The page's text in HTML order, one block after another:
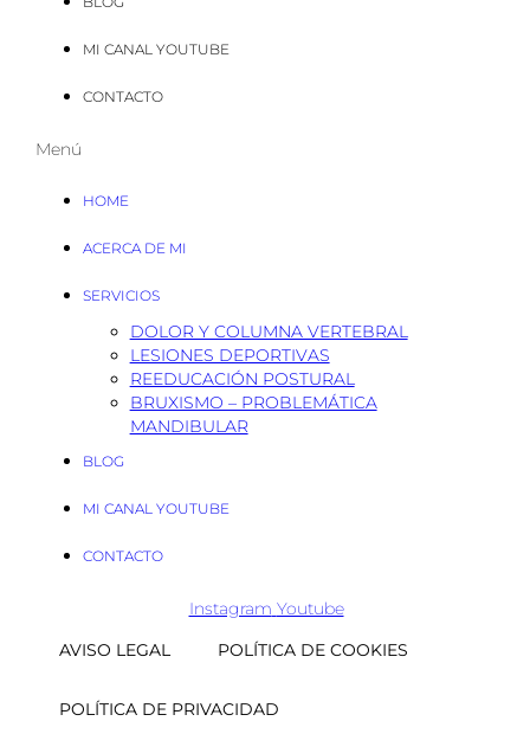
MI CANAL YOUTUBE
CONTACTO
Menú
HOME
ACERCA DE MI
SERVICIOS
DOLOR Y COLUMNA VERTEBRAL
LESIONES DEPORTIVAS
REEDUCACIÓN POSTURAL
BRUXISMO – PROBLEMÁTICA
MANDIBULAR
BLOG
MI CANAL YOUTUBE
CONTACTO
Instagram Youtube
AVISO LEGAL
POLÍTICA DE COOKIES
POLÍTICA DE PRIVACIDAD